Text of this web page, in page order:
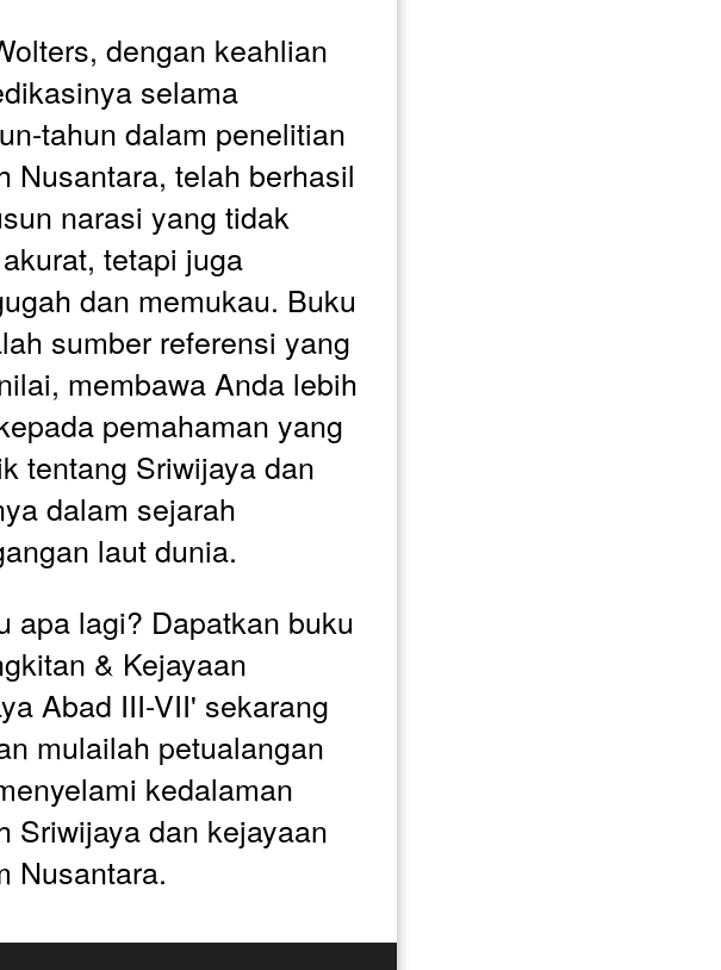
dengan keahlian
selama
tahun dalam penelitian
Nusantara, telah berhasil
narasi yang tidak
tetapi juga
dan memukau. Buku
sumber referensi yang
membawa Anda lebih
pemahaman yang
tentang Sriwijaya dan
dalam sejarah
laut dunia.
apa lagi? Dapatkan buku
& Kejayaan
Abad III-VII' sekarang
mulailah petualangan
kedalaman
Sriwijaya dan kejayaan
Nusantara.